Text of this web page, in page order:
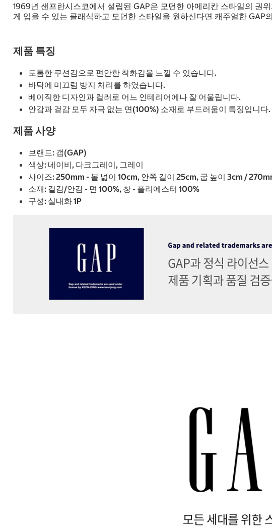
1969년 샌프란시스코에서 설립된 GAP은 모던한 아메리칸 스타일의 권
게 입을 수 있는 클래식하고 모던한 스타일을 원하신다면 캐주얼한 GAP
제품 특징
도톰한 쿠션감으로 편안한 착화감을 느낄 수 있습니다.
바닥에 미끄럼 방지 처리를 하였습니다.
베이직한 디자인과 컬러로 어느 인테리어에나 잘 어울립니다.
안감과 겉감 모두 자극 없는 면(100%) 소재로 부드러움이 특징입니다.
제품 사양
브랜드: 갭(GAP)
색상: 네이비, 다크그레이, 그레이
사이즈: 250mm - 볼 넓이 10cm, 안쪽 길이 25cm, 굽 높이 3cm /
소재: 겉감/안감 - 면 100%, 창 - 폴리에스터 100%
구성: 실내화 1P